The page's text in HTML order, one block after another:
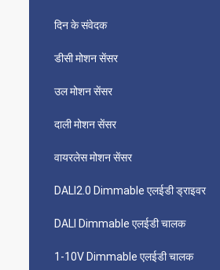
दिन के संवेदक
डीसी मोशन सेंसर
उल मोशन सेंसर
दाली मोशन सेंसर
वायरलेस मोशन सेंसर
DALI2.0 Dimmable एलईडी ड्राइवर
DALI Dimmable एलईडी चालक
1-10V Dimmable एलईडी चालक